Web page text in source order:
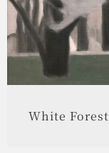
White Forest